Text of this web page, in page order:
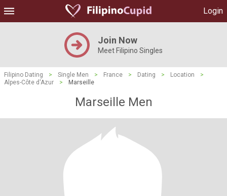
Login
Join Now
Meet Filipino Singles
Filipino Dating > Single Men > France > Dating > Location
>
Alpes-Côte d'Azur
> Marseille
Marseille Men